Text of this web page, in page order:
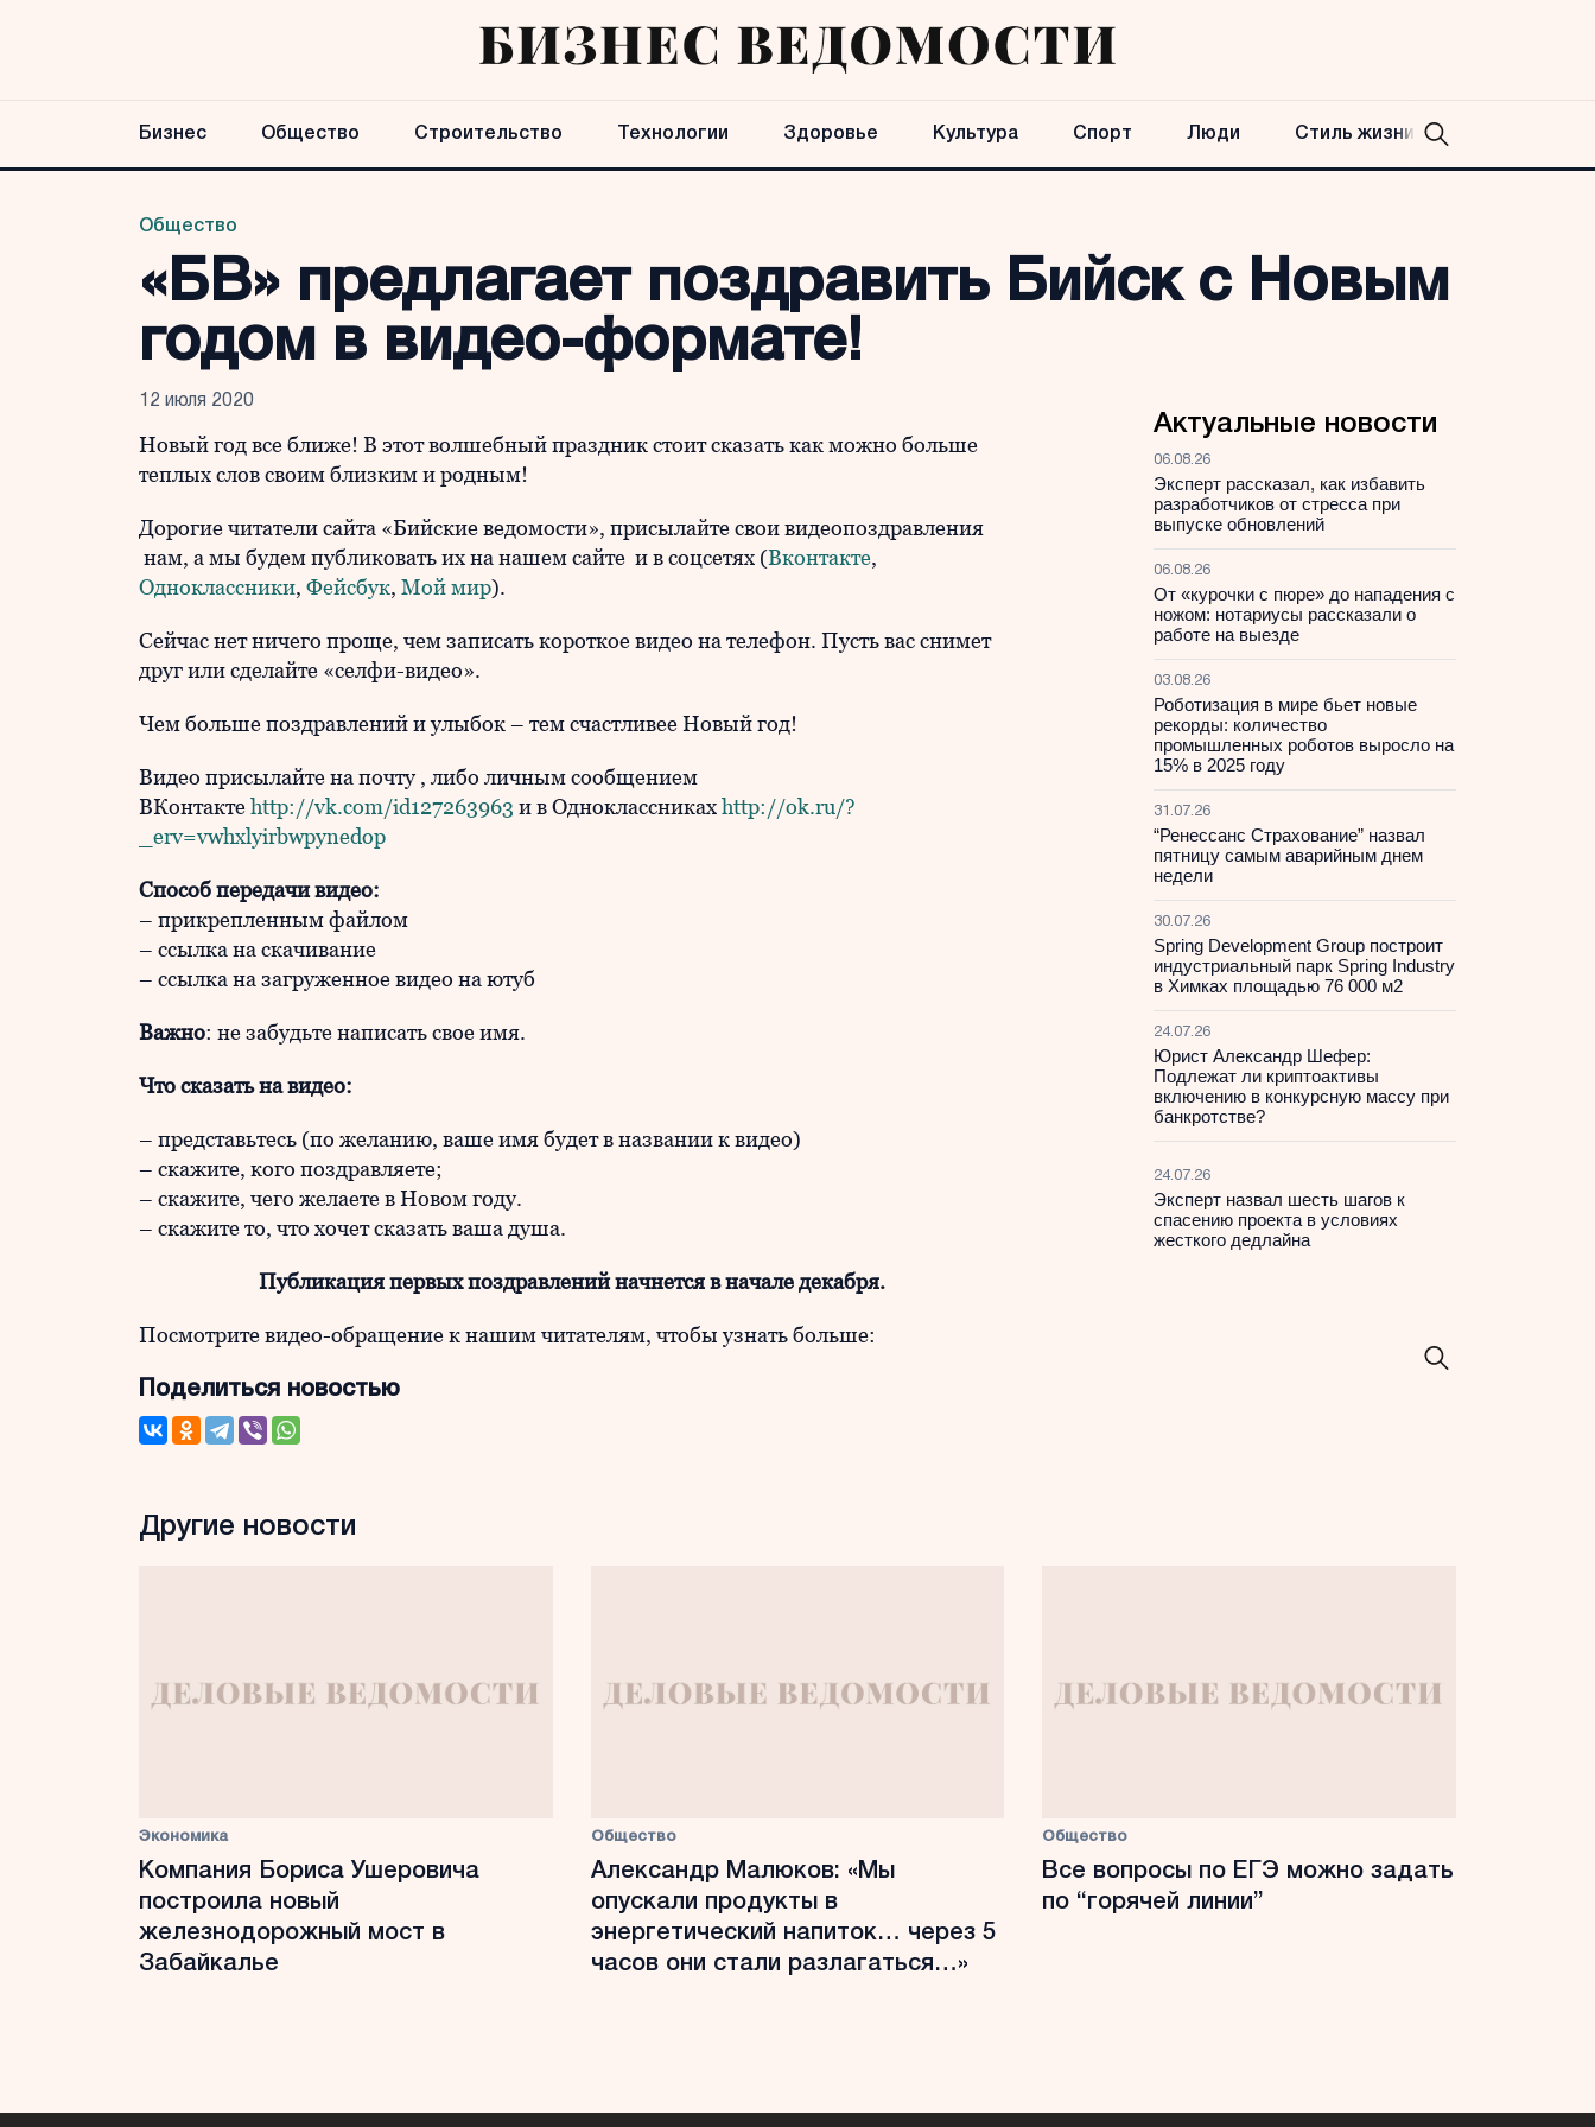
Бизнес Общество Строительство Технологии Здоровье Культура Спорт Люди Стиль жизни
Общество
«БВ» предлагает поздравить Бийск с Новым
годом в видео-формате!
12 июля 2020
Новый год все ближе! В этот волшебный праздник стоит сказать как можно больше
теплых слов своим близким и родным!
Дорогие читатели сайта «Бийские ведомости», присылайте свои видеопоздравления
нам, а мы будем публиковать их на нашем сайте и в соцсетях (Вконтакте,
Одноклассники, Фейсбук, Мой мир).
Сейчас нет ничего проще, чем записать короткое видео на телефон. Пусть вас снимет
друг или сделайте «селфи-видео».
Чем больше поздравлений и улыбок – тем счастливее Новый год!
Видео присылайте на почту, либо личным сообщением
ВКонтактеhttp://vk.com/id127263963 и в Одноклассникахhttp://ok.ru/?
_erv=vwhxlyirbwpynedop
Способ передачи видео:
– прикрепленным файлом
– ссылка на скачивание
– ссылка на загруженное видео на ютуб
Важно: не забудьте написать свое имя.
Что сказать на видео:
– представьтесь (по желанию, ваше имя будет в названии к видео)
– скажите, кого поздравляете;
– скажите, чего желаете в Новом году.
– скажите то, что хочет сказать ваша душа.
Публикация первых поздравлений начнется в начале декабря.
Посмотрите видео-обращение к нашим читателям, чтобы узнать больше:
Поделиться новостью
Актуальные новости
06.08.26
Эксперт рассказал, как избавить
разработчиков от стресса при
выпуске обновлений
06.08.26
От «курочки с пюре» до нападения с
ножом: нотариусы рассказали о
работе на выезде
03.08.26
Роботизация в мире бьет новые
рекорды: количество
промышленных роботов выросло на
15% в 2025 году
31.07.26
“Ренессанс Страхование” назвал
пятницу самым аварийным днем
недели
30.07.26
Spring Development Group построит
индустриальный парк Spring Industry
в Химках площадью 76 000 м2
24.07.26
Юрист Александр Шефер:
Подлежат ли криптоактивы
включению в конкурсную массу при
банкротстве?
24.07.26
Эксперт назвал шесть шагов к
спасению проекта в условиях
жесткого дедлайна
Другие новости
Экономика
Компания Бориса Ушеровича
построила новый
железнодорожный мост в
Забайкалье
Общество
Александр Малюков: «Мы
опускали продукты в
энергетический напиток… через 5
часов они стали разлагаться…»
Общество
Все вопросы по ЕГЭ можно задать
по “горячей линии”